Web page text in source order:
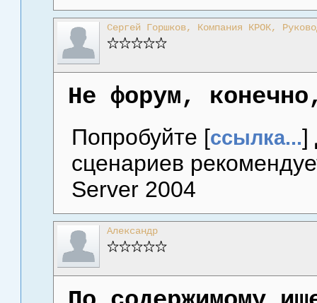
Сергей Горшков, Компания КРОК,
Не форум,
Попробуйте [ссылка...]
сценариев
Server 2004
Александр